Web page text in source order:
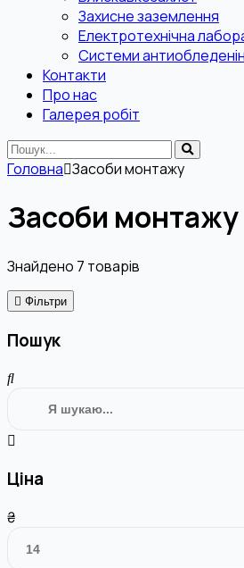
Захисне заземлення
Електротехнічна
Системи
Контакти
Про нас
Галерея робіт
Головна Засоби монтажу
Засоби монтажу
Знайдено 7 товарів
Фільтри
Пошук
Ціна
₴